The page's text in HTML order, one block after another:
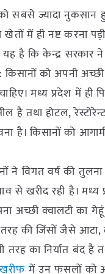
को सबसे ज्यादा
में ही नष्ट करना
है कि केन्द्र सरकार
को अपनी
मध्य प्रदेश में
है तथा होटल,
है। किसानों को
ने विगत वर्ष की
से खरीद रही है।
अच्छी क्वालटी का
की जिंसों जैसे
का निर्यात बंद है
खरीफ में उन फसलों को